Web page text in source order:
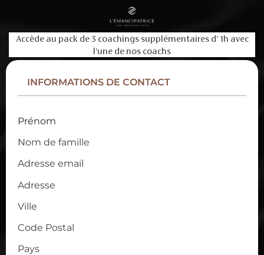
Accède au pack de 3 coachings supplémentaires d’ 1h avec
l’une de nos coachs
INFORMATIONS DE CONTACT
Prénom
Nom de famille
Adresse email
Adresse
Ville
Code Postal
Pays